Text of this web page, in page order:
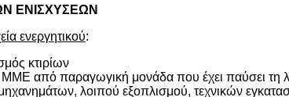
ΕΝΙΣΧΥΣΕΩΝ
ενεργητικού:
κτιρίων
από παραγωγική μονάδα που έχει παύσει τη
λοιπού εξοπλισμού, τεχνικών